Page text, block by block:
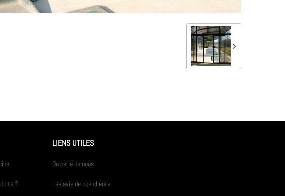
?
LIENS UTILES
On parle de nous
Les avis de nos clients